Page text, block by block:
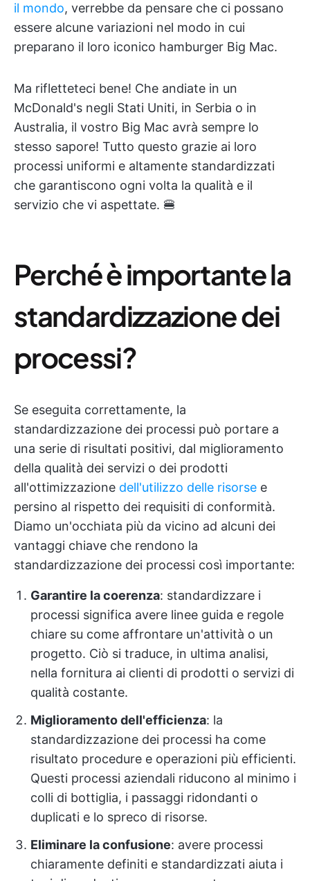
il mondo, verrebbe da pensare che ci possano
essere alcune variazioni nel modo in cui
preparano il loro iconico hamburger Big Mac.
Ma rifletteteci bene! Che andiate in un
McDonald's negli Stati Uniti, in Serbia o in
Australia, il vostro Big Mac avrà sempre lo
stesso sapore! Tutto questo grazie ai loro
processi uniformi e altamente standardizzati
che garantiscono ogni volta la qualità e il
servizio che vi aspettate. 🍔
Perché è importante la
standardizzazione dei
processi?
Se eseguita correttamente, la
standardizzazione dei processi può portare a
una serie di risultati positivi, dal miglioramento
della qualità dei servizi o dei prodotti
all'ottimizzazione dell'utilizzo delle risorse e
persino al rispetto dei requisiti di conformità.
Diamo un'occhiata più da vicino ad alcuni dei
vantaggi chiave che rendono la
standardizzazione dei processi così importante:
Garantire la coerenza: standardizzare i
processi significa avere linee guida e regole
chiare su come affrontare un'attività o un
progetto. Ciò si traduce, in ultima analisi,
nella fornitura ai clienti di prodotti o servizi di
qualità costante.
Miglioramento dell'efficienza: la
standardizzazione dei processi ha come
risultato procedure e operazioni più efficienti.
Questi processi aziendali riducono al minimo i
colli di bottiglia, i passaggi ridondanti o
duplicati e lo spreco di risorse.
Eliminare la confusione: avere processi
chiaramente definiti e standardizzati aiuta i